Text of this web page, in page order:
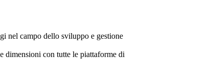
nel campo dello sviluppo e gestione
dimensioni con tutte le piattaforme di